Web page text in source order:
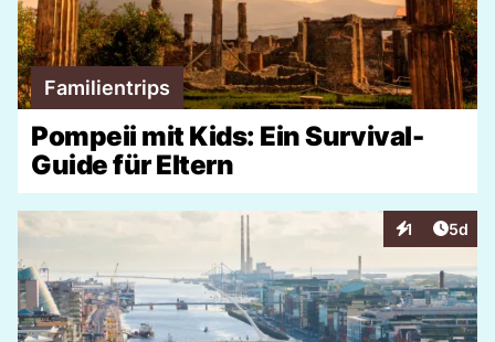
Familientrips
Pompeii mit Kids: Ein Survival-
Guide für Eltern
1
Interaktionen
5d